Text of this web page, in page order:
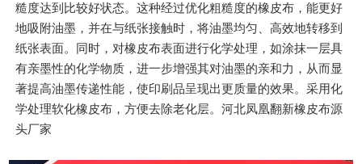
糙度达到比较好状态。这种经过优化粗糙度的橡皮布，能更好
地吸附油墨，并在与纸张接触时，将油墨均匀、高效地转移到
纸张表面。同时，对橡皮布表面进行化学处理，如涂抹一层具
有亲墨性的化学物质，进一步增强其对油墨的亲和力，从而显
著提高油墨传递性能，使印刷品呈现出更质量的效果。采用化
学处理软化橡皮布，方便去除老化层。河北凤凰翻新橡皮布源
头厂家